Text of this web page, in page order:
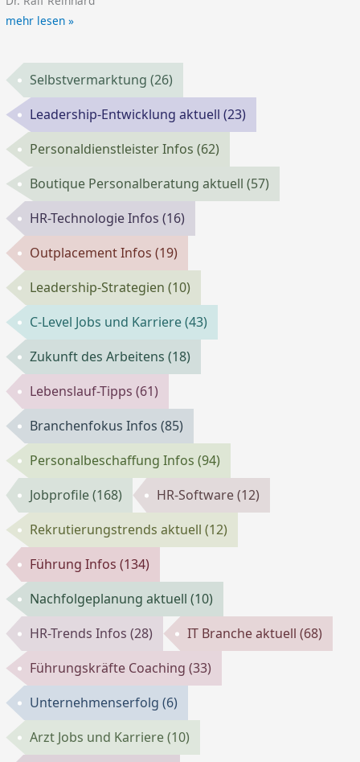
mehr lesen »
Selbstvermarktung(26)
Leadership-Entwicklung aktuell(23)
Personaldienstleister Infos(62)
Boutique Personalberatung aktuell(57)
HR-Technologie Infos(16)
Outplacement Infos(19)
Leadership-Strategien(10)
C-Level Jobs und Karriere(43)
Zukunft des Arbeitens(18)
Lebenslauf-Tipps(61)
Branchenfokus Infos(85)
Personalbeschaffung Infos(94)
Jobprofile(168) HR-Software(12)
Rekrutierungstrends aktuell(12)
Führung Infos(134)
Nachfolgeplanung aktuell(10)
HR-Trends Infos(28) IT Branche aktuell(68)
Führungskräfte Coaching(33)
Unternehmenserfolg(6)
Arzt Jobs und Karriere(10)